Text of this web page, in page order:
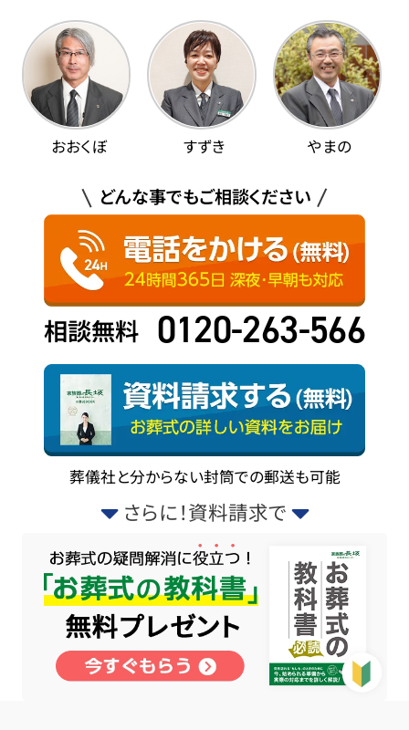
おおくぼ すずき やまの
どんな事でもご相談ください
相談無料 0120-263-566
葬儀社と分からない封筒での郵送も可能
さらに！資料請求で